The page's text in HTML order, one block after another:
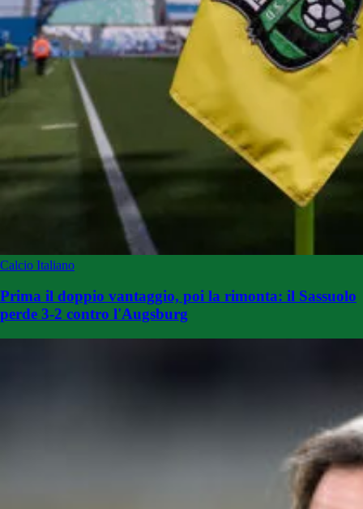
Calcio Italiano
Prima il doppio vantaggio, poi la rimonta: il Sassuolo
perde 3-2 contro l'Augsburg